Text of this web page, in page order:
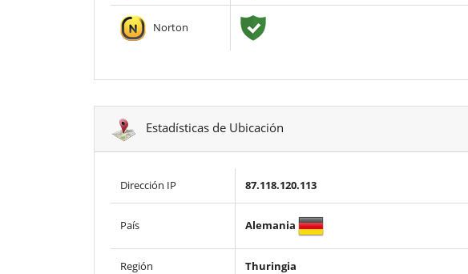
Norton
Estadísticas de Ubicación
Dirección IP 87.118.120.113
País Alemania
Región Thuringia